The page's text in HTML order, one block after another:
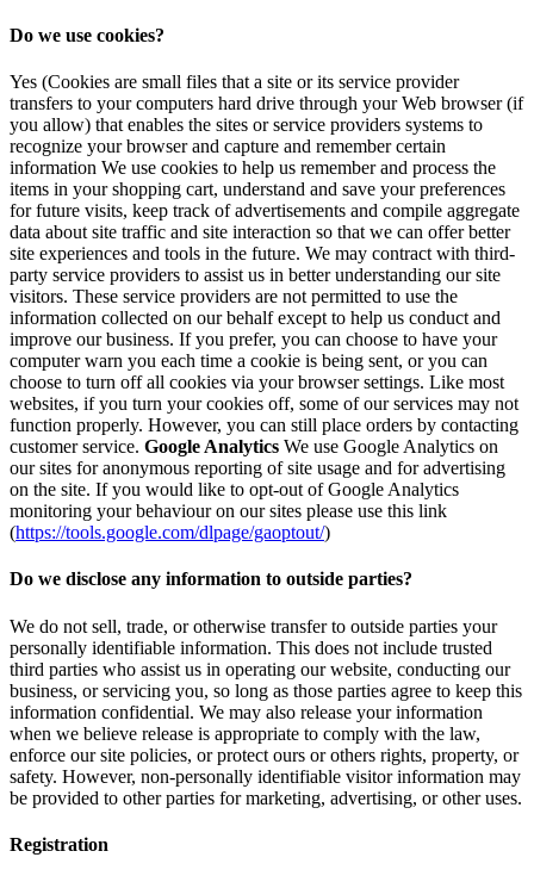
Do we use cookies?
Yes (Cookies are small files that a site or its service provider
transfers to your computers hard drive through your Web browser (if
you allow) that enables the sites or service providers systems to
recognize your browser and capture and remember certain
information We use cookies to help us remember and process the
items in your shopping cart, understand and save your preferences
for future visits, keep track of advertisements and compile aggregate
data about site traffic and site interaction so that we can offer better
site experiences and tools in the future. We may contract with third-
party service providers to assist us in better understanding our site
visitors. These service providers are not permitted to use the
information collected on our behalf except to help us conduct and
improve our business. If you prefer, you can choose to have your
computer warn you each time a cookie is being sent, or you can
choose to turn off all cookies via your browser settings. Like most
websites, if you turn your cookies off, some of our services may not
function properly. However, you can still place orders by contacting
customer service. Google Analytics We use Google Analytics on
our sites for anonymous reporting of site usage and for advertising
on the site. If you would like to opt-out of Google Analytics
monitoring your behaviour on our sites please use this link
(https://tools.google.com/dlpage/gaoptout/)
Do we disclose any information to outside parties?
We do not sell, trade, or otherwise transfer to outside parties your
personally identifiable information. This does not include trusted
third parties who assist us in operating our website, conducting our
business, or servicing you, so long as those parties agree to keep this
information confidential. We may also release your information
when we believe release is appropriate to comply with the law,
enforce our site policies, or protect ours or others rights, property, or
safety. However, non-personally identifiable visitor information may
be provided to other parties for marketing, advertising, or other uses.
Registration